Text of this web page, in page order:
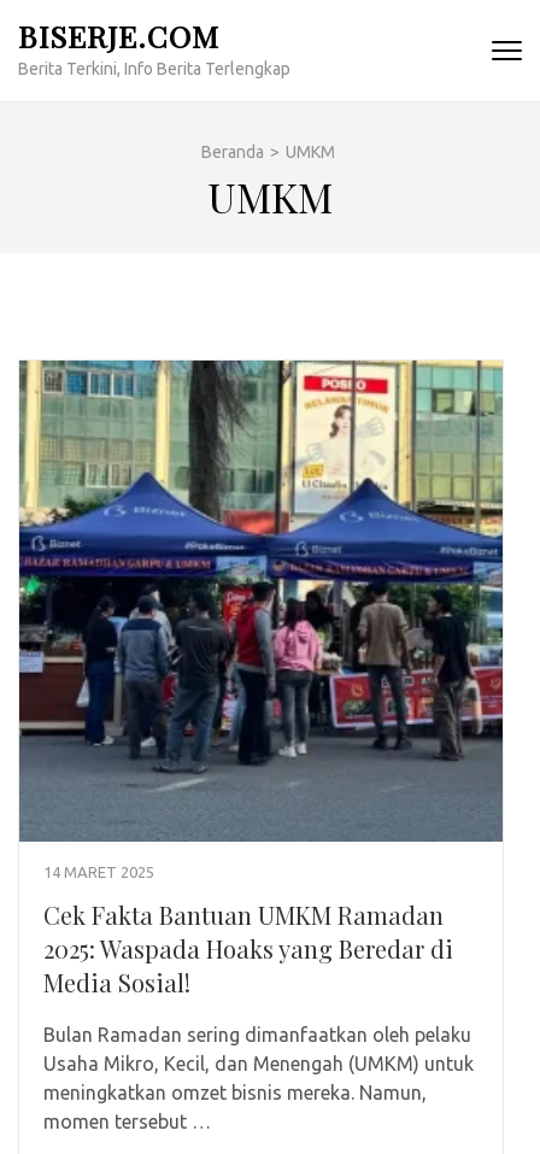
konten
BISERJE.COM
Berita Terkini, Info Berita Terlengkap
Beranda > UMKM
UMKM
14 MARET 2025
Cek Fakta Bantuan UMKM Ramadan
2025: Waspada Hoaks yang Beredar di
Media Sosial!
Bulan Ramadan sering dimanfaatkan oleh pelaku
Usaha Mikro, Kecil, dan Menengah (UMKM) untuk
meningkatkan omzet bisnis mereka. Namun,
momen tersebut …